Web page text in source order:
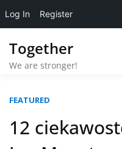
content
Together
We are stronger!
FEATURED
12
Log In Register